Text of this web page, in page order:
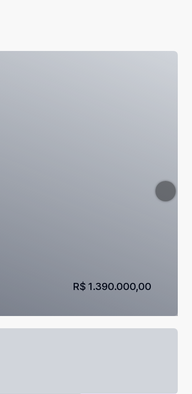
R$ 1.390.000,00